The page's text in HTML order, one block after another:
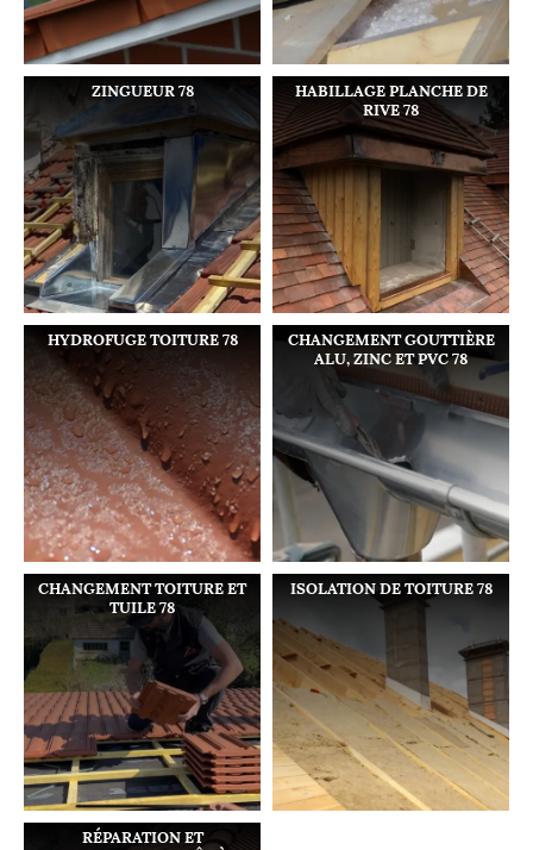
ZINGUEUR 78
HABILLAGE PLANCHE DE
RIVE 78
HYDROFUGE TOITURE 78
CHANGEMENT GOUTTIÈRE
ALU, ZINC ET PVC 78
CHANGEMENT TOITURE ET
TUILE 78
ISOLATION DE TOITURE 78
RÉPARATION ET